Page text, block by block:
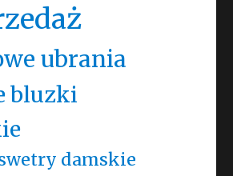
ubrania
bluzki
damskie